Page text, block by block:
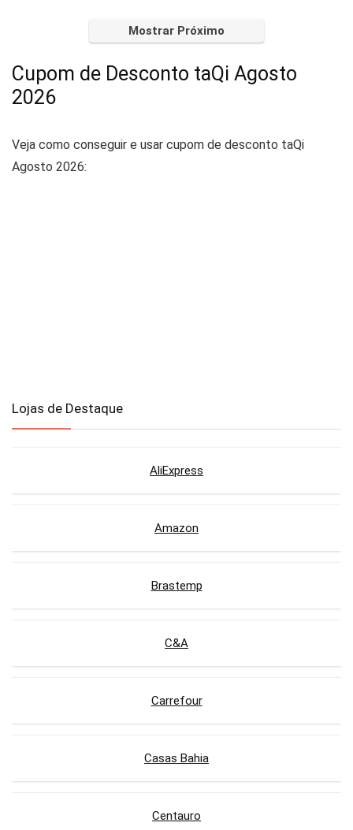
Mostrar Próximo
Cupom de Desconto taQi Agosto
2026
Veja como conseguir e usar cupom de desconto taQi
Agosto 2026:
Lojas de Destaque
AliExpress
Amazon
Brastemp
C&A
Carrefour
Casas Bahia
Centauro